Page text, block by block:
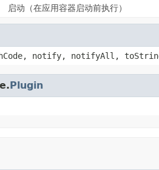
启动（在应用容器启动前执行）
notify, notifyAll,
Plugin